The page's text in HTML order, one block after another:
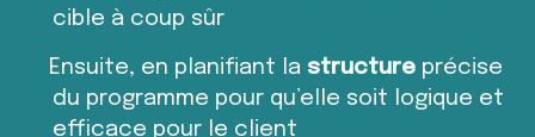
cible à coup sûr
Ensuite, en planifiant la structure précise
du programme pour qu’elle soit logique et
efficace pour le client